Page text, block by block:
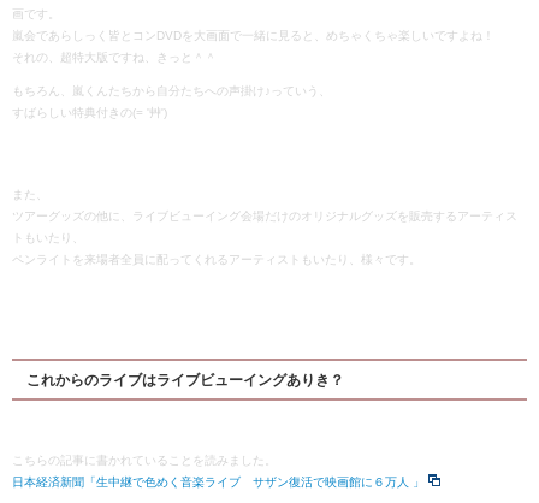
画です。
嵐会であらしっく皆とコンDVDを大画面で一緒に見ると、めちゃくちゃ楽しいですよね！
それの、超特大版ですね、きっと＾＾
もちろん、嵐くんたちから自分たちへの声掛け♪っていう、
すばらしい特典付きの(= '艸')
また、
ツアーグッズの他に、ライブビューイング会場だけのオリジナルグッズを販売するアーティス
トもいたり、
ペンライトを来場者全員に配ってくれるアーティストもいたり、様々です。
これからのライブはライブビューイングありき？
こちらの記事に書かれていることを読みました。
日本経済新聞「生中継で色めく音楽ライブ サザン復活で映画館に６万人 」